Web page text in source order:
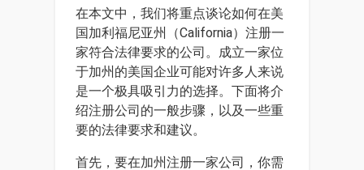
在本文中，我们将重点谈论如何在美
国加利福尼亚州（California）注册一
家符合法律要求的公司。成立一家位
于加州的美国企业可能对许多人来说
是一个极具吸引力的选择。下面将介
绍注册公司的一般步骤，以及一些重
要的法律要求和建议。
首先，要在加州注册一家公司，你需